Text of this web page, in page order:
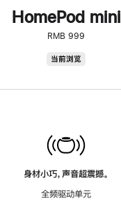
HomePod mini
RMB 999
当前浏览
身材小巧，声音超震撼。
全频驱动单元